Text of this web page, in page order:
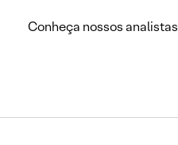
Conheça nossos analistas